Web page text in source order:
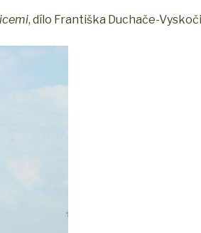
, dílo Františka Duchače-